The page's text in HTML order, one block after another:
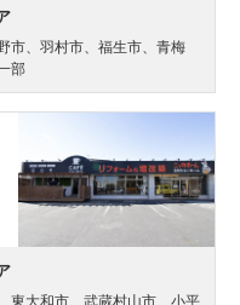
市、羽村市、福生市、青梅
部